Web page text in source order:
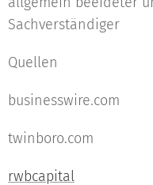
Sachverständiger
Quellen
businesswire.com
twinboro.com
rwbcapital